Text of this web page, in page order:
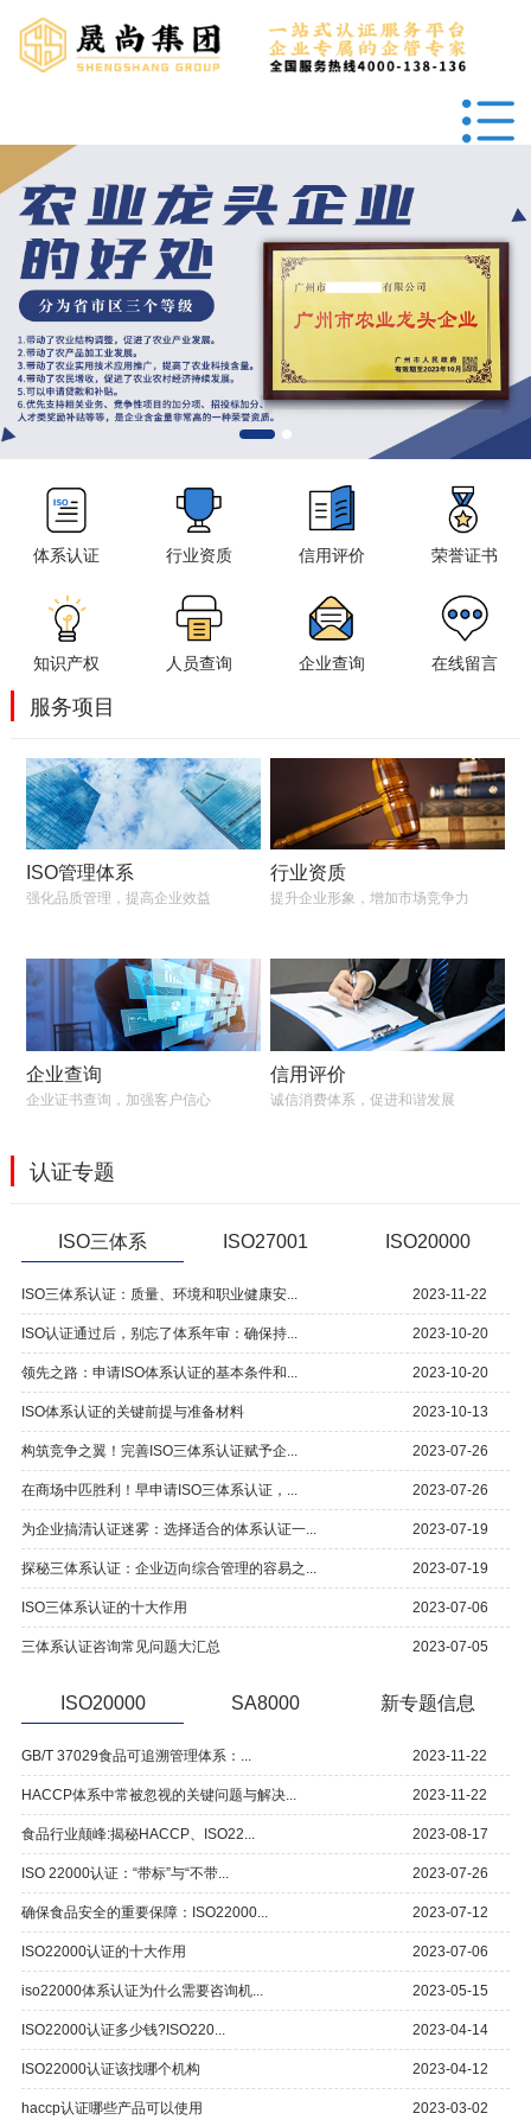
体系认证 行业资质 信用评价 荣誉证书
知识产权 人员查询 企业查询 在线留言
服务项目
ISO管理体系
强化品质管理，提高企业效益
行业资质
提升企业形象，增加市场竞争力
企业查询
企业证书查询，加强客户信心
信用评价
诚信消费体系，促进和谐发展
认证专题
ISO三体系 ISO27001 ISO20000
ISO三体系认证：质量、环境和职业健康安... 2023-11-22
ISO认证通过后，别忘了体系年审：确保持... 2023-10-20
领先之路：申请ISO体系认证的基本条件和... 2023-10-20
ISO体系认证的关键前提与准备材料 2023-10-13
构筑竞争之翼！完善ISO三体系认证赋予企... 2023-07-26
在商场中匹胜利！早申请ISO三体系认证，... 2023-07-26
为企业搞清认证迷雾：选择适合的体系认证一... 2023-07-19
探秘三体系认证：企业迈向综合管理的容易之... 2023-07-19
ISO三体系认证的十大作用 2023-07-06
三体系认证咨询常见问题大汇总 2023-07-05
ISO20000 SA8000 新专题信息
GB/T 37029食品可追溯管理体系：... 2023-11-22
HACCP体系中常被忽视的关键问题与解决... 2023-11-22
食品行业颠峰:揭秘HACCP、ISO22... 2023-08-17
ISO 22000认证：“带标”与“不带... 2023-07-26
确保食品安全的重要保障：ISO22000... 2023-07-12
ISO22000认证的十大作用 2023-07-06
iso22000体系认证为什么需要咨询机... 2023-05-15
ISO22000认证多少钱?ISO220... 2023-04-14
ISO22000认证该找哪个机构 2023-04-12
haccp认证哪些产品可以使用 2023-03-02